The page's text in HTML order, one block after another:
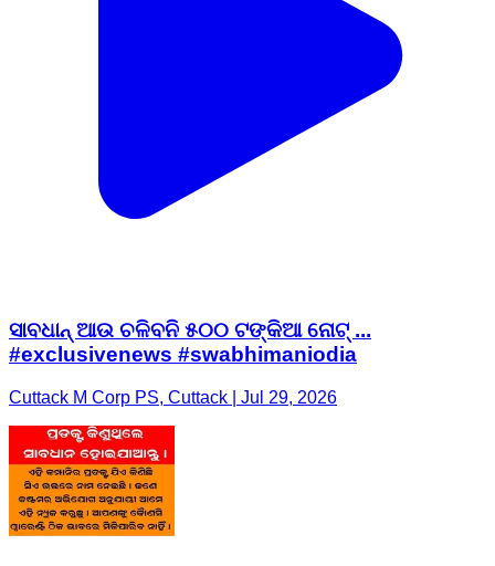
ସାବଧାନ୍ ଆଉ ଚଳିବନି ୫୦୦ ଟଙ୍କିଆ ନୋଟ୍‌ ...
#exclusivenews #swabhimaniodia
Cuttack M Corp PS, Cuttack | Jul 29, 2026